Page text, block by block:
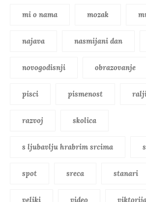
mi o nama mozak
najava nasmijani dan
novogodisnji obrazovanje
pisci pismenost
razvoj skolica
s ljubavlju hrabrim srcima
spot sreca stanari
veliki video